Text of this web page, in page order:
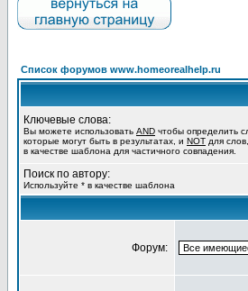
Список форумов www.homeorealhelp.ru
Ключевые слова:
Вы можете использовать AND чтобы определить
которые могут быть в результатах, и NOT для
в качестве шаблона для частичного совпадения.
Поиск по автору:
Используйте * в качестве шаблона
Форум: